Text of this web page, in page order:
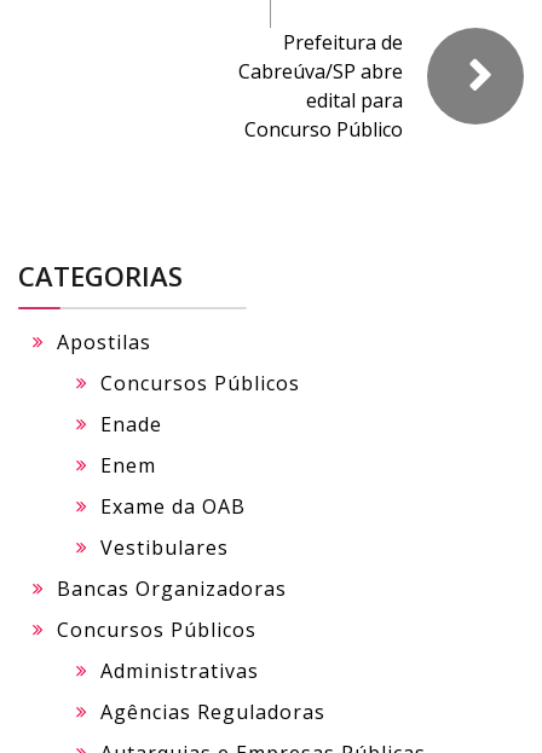
Prefeitura de
Cabreúva/SP abre
edital para
Concurso Público
CATEGORIAS
Apostilas
Concursos Públicos
Enade
Enem
Exame da OAB
Vestibulares
Bancas Organizadoras
Concursos Públicos
Administrativas
Agências Reguladoras